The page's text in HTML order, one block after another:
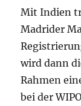
Mit Indien
Madrider
wird dann
Rahmen
bei der